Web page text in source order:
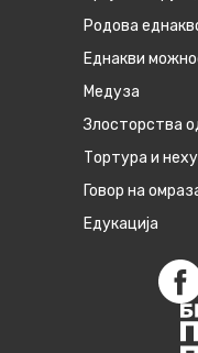
Родова
Eднакви
Медуза
Злосторства
Тортура и
Говор на
Едукација